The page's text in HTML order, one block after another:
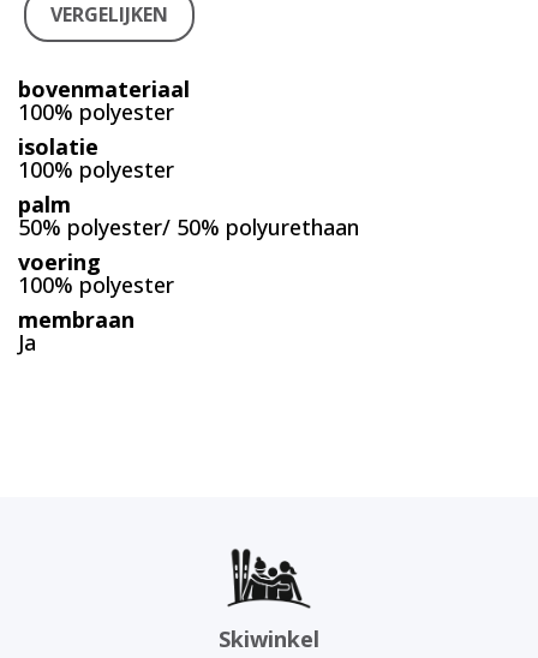
VERGELIJKEN
bovenmateriaal
100% polyester
isolatie
100% polyester
palm
50% polyester/ 50% polyurethaan
voering
100% polyester
membraan
Ja
Skiwinkel